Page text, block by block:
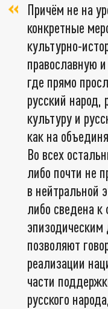
Причём не на
конкретные
культурно-
православную
где прямо
русский народ,
культуру и
как на
Во всех
либо почти не
в нейтральной
либо сведена
позволяют
реализации
части
русского народа,